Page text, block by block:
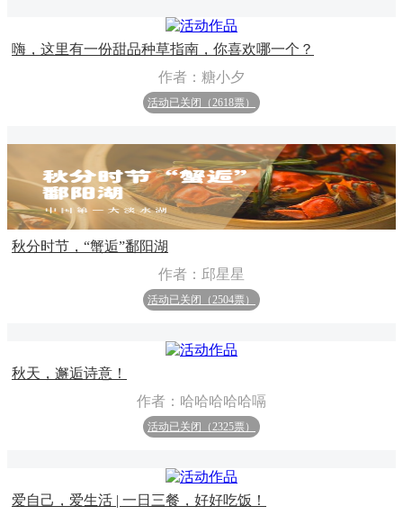
嗨，这里有一份甜品种草指南，你喜欢哪一个？
作者：糖小夕
活动已关闭（2618票）
秋分时节，“蟹逅”鄱阳湖
作者：邱星星
活动已关闭（2504票）
秋天，邂逅诗意！
作者：哈哈哈哈哈嗝
活动已关闭（2325票）
爱自己，爱生活 | 一日三餐，好好吃饭！